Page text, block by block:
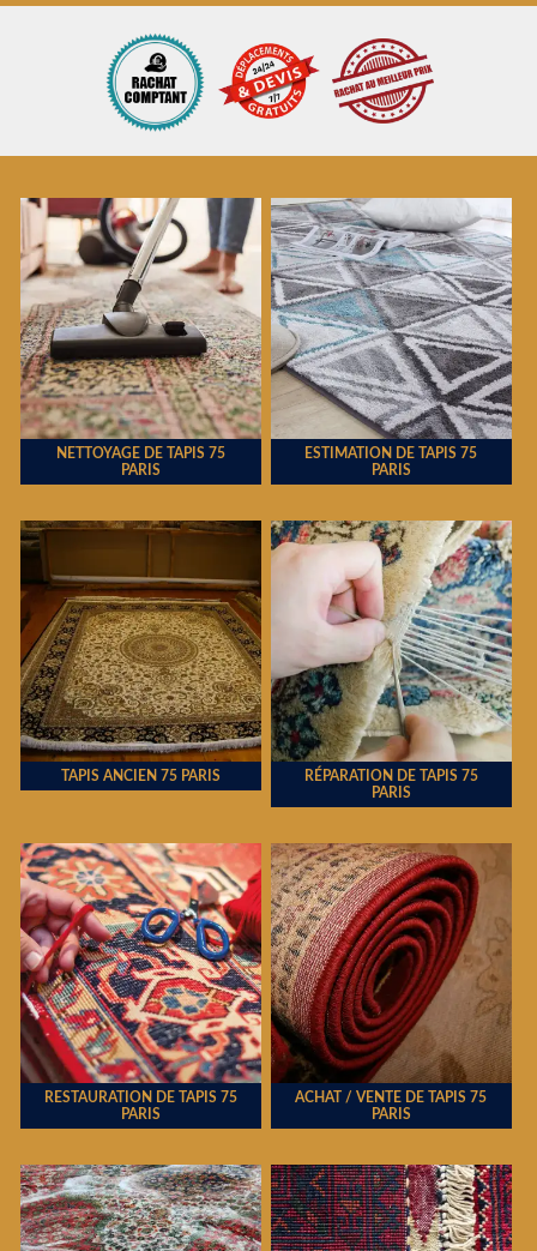
NETTOYAGE DE TAPIS 75
PARIS
ESTIMATION DE TAPIS 75
PARIS
TAPIS ANCIEN 75 PARIS
RÉPARATION DE TAPIS 75
PARIS
RESTAURATION DE TAPIS 75
PARIS
ACHAT / VENTE DE TAPIS 75
PARIS